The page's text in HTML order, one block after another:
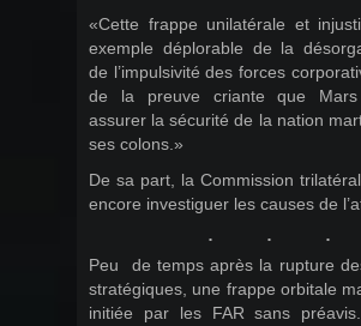
«Cette frappe unilatérale et
exemple déplorable de la
de l’impulsivité des forces
de la preuve criante que
assurer la sécurité de la nation
ses colons.»
De sa part, la Commission
encore investiguer les causes de
Peu de temps après la rupture
stratégiques, une frappe orbitale
initiée par les FAR sans